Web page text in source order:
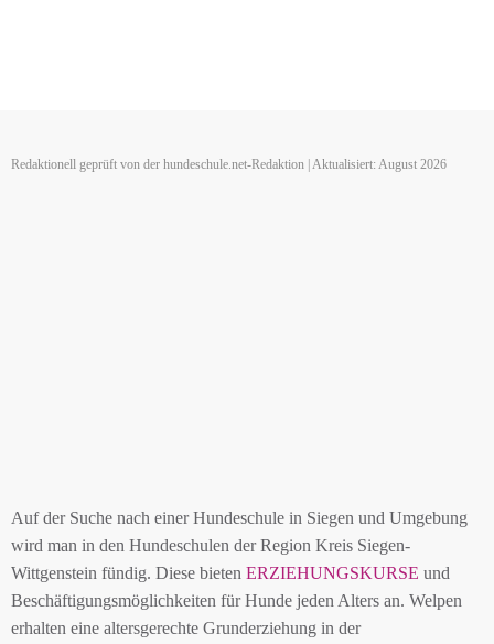
Redaktionell geprüft von der hundeschule.net-Redaktion | Aktualisiert: August 2026
Auf der Suche nach einer Hundeschule in Siegen und Umgebung
wird man in den Hundeschulen der Region Kreis Siegen-
Wittgenstein fündig. Diese bieten ERZIEHUNGSKURSE und
Beschäftigungsmöglichkeiten für Hunde jeden Alters an. Welpen
erhalten eine altersgerechte Grunderziehung in der